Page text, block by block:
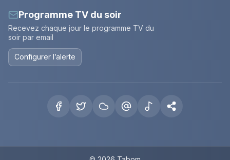
Programme TV du soir
Recevez chaque jour le programme TV du
soir par email
Configurer l’alerte